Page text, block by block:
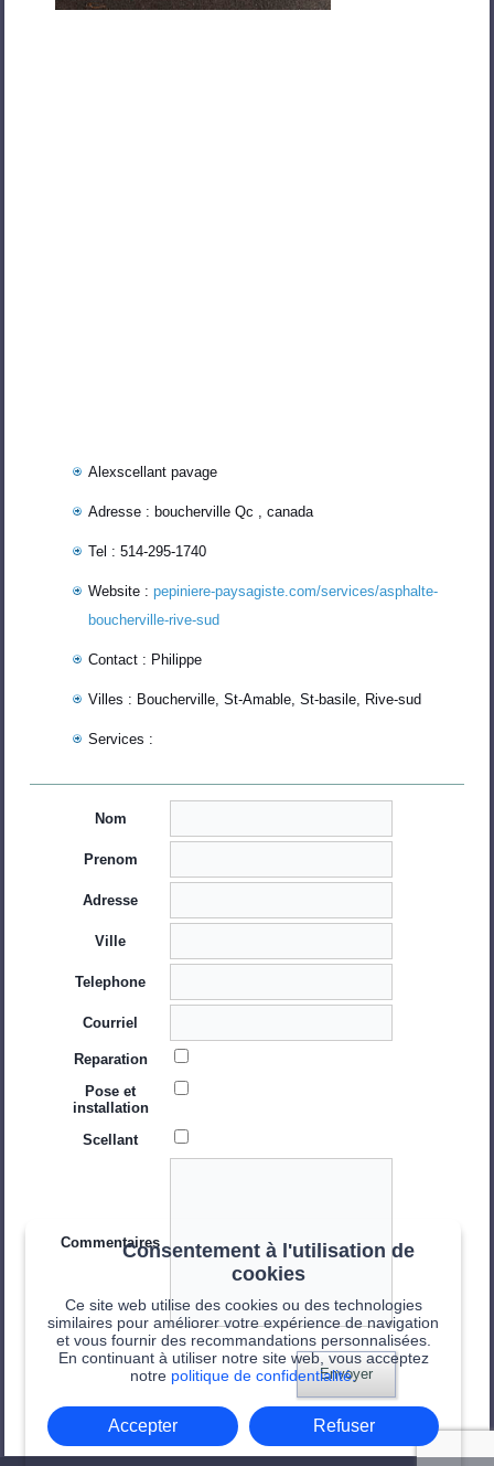
Consentement à l'utilisation de
cookies
Ce site web utilise des cookies ou des technologies
similaires pour améliorer votre expérience de navigation
et vous fournir des recommandations personnalisées.
En continuant à utiliser notre site web, vous acceptez
notre politique de confidentialité.
Accepter Refuser
Alexscellant pavage
Adresse : boucherville Qc , canada
Tel : 514-295-1740
Website :pepiniere-paysagiste.com/services/asphalte-
boucherville-rive-sud
Contact : Philippe
Villes : Boucherville, St-Amable, St-basile, Rive-sud
Services :
Nom
Prenom
Adresse
Ville
Telephone
Courriel
Reparation
Pose et
installation
Scellant
Commentaires
Envoyer